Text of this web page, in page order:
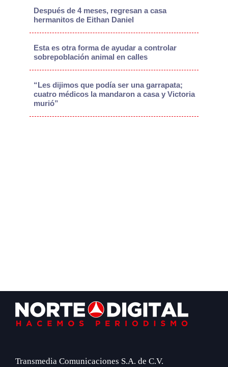
Después de 4 meses, regresan a casa
hermanitos de Eithan Daniel
Esta es otra forma de ayudar a controlar
sobrepoblación animal en calles
“Les dijimos que podía ser una garrapata;
cuatro médicos la mandaron a casa y Victoria
murió”
Footer
Transmedia Comunicaciones S.A. de C.V.